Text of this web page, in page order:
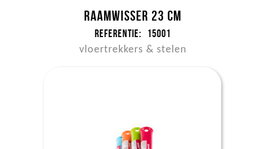
Raamwisser 23 cm
Referentie: 15001
vloertrekkers & stelen